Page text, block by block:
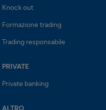
Knock out
Formazione trading
Trading responsabile
PRIVATE
Private banking